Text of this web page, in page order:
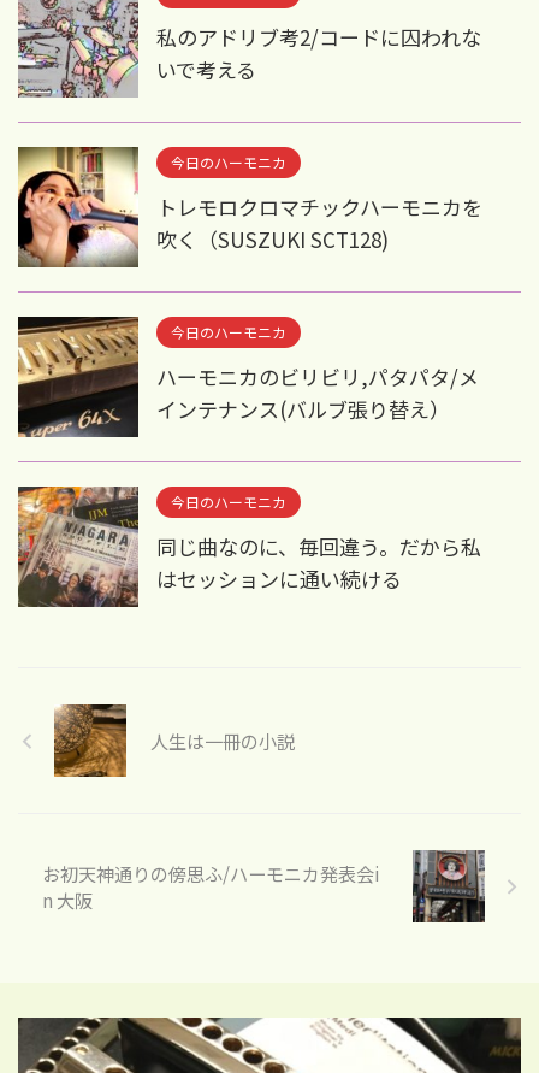
私のアドリブ考2/コードに囚われな
いで考える
今日のハーモニカ
トレモロクロマチックハーモニカを
吹く（SUSZUKI SCT128)
今日のハーモニカ
ハーモニカのビリビリ,パタパタ/メ
インテナンス(バルブ張り替え）
今日のハーモニカ
同じ曲なのに、毎回違う。だから私
はセッションに通い続ける
人生は一冊の小説
お初天神通りの傍思ふ/ハーモニカ発表会i
n 大阪